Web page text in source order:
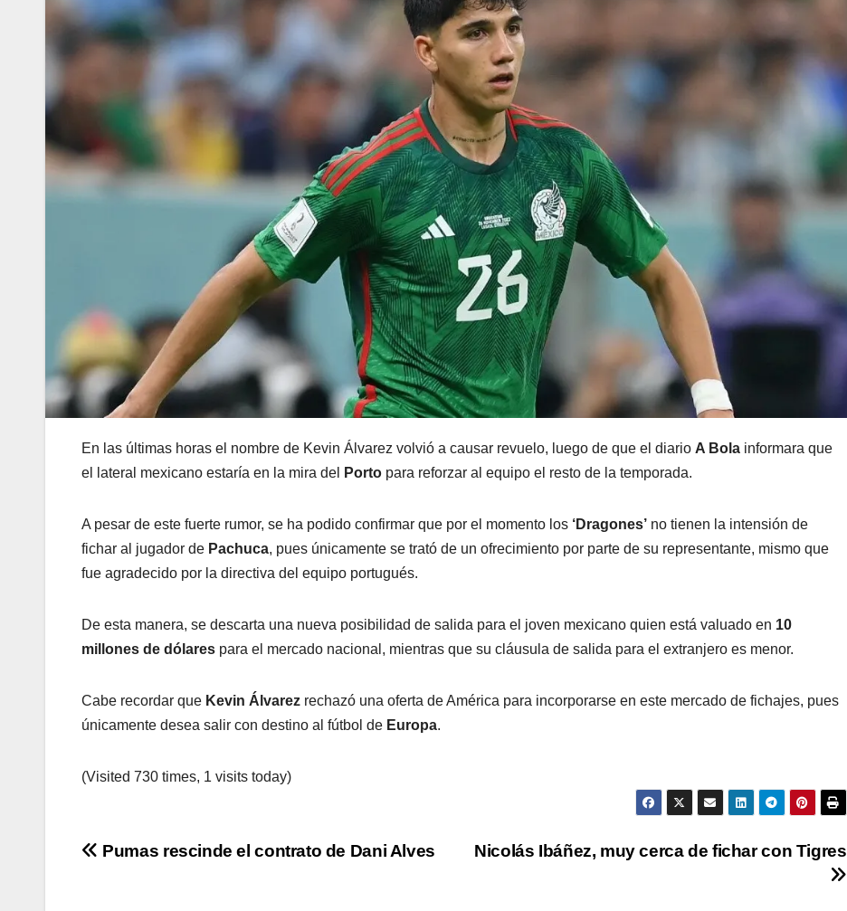
En las últimas horas el nombre de Kevin Álvarez volvió a causar revuelo, luego de que el diario A Bola informara que
el lateral mexicano estaría en la mira del
Porto para reforzar al equipo el resto de la temporada.
A pesar de este fuerte rumor, se ha podido confirmar que por el momento los ‘Dragones’ no tienen la intensión de
fichar al jugador de Pachuca, pues únicamente se trató de un ofrecimiento por parte de su representante, mismo que
fue agradecido por la directiva del equipo portugués.
De esta manera, se descarta una nueva posibilidad de salida para el joven mexicano quien está valuado en 10
millones de dólares para el mercado nacional, mientras que su cláusula de salida para el extranjero es menor.
Cabe recordar que Kevin Álvarez rechazó una oferta de América para incorporarse en este mercado de fichajes, pues
únicamente desea salir con destino al fútbol de Europa.
(Visited 730 times, 1 visits today)
Navegación
Nicolás Ibáñez, muy cerca de fichar con Tigres
Pumas rescinde el contrato de Dani Alves